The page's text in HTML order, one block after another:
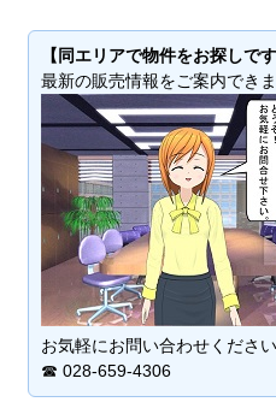
【同エリアで物件をお探しです
最新の販売情報をご案内できま
お気軽にお問い合わせください
☎ 028-659-4306